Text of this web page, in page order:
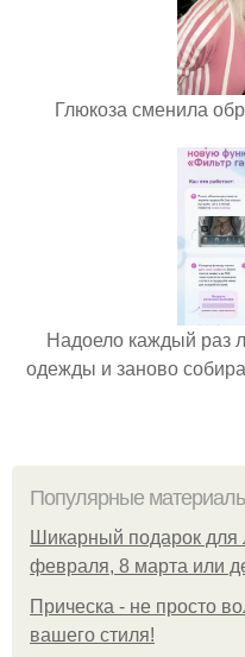
Глюкоза сменила
Надоело каждый раз
одежды и заново
Популярные
Шикарный подарок для
февраля, 8 марта или
Прическа - не просто
вашего стиля!